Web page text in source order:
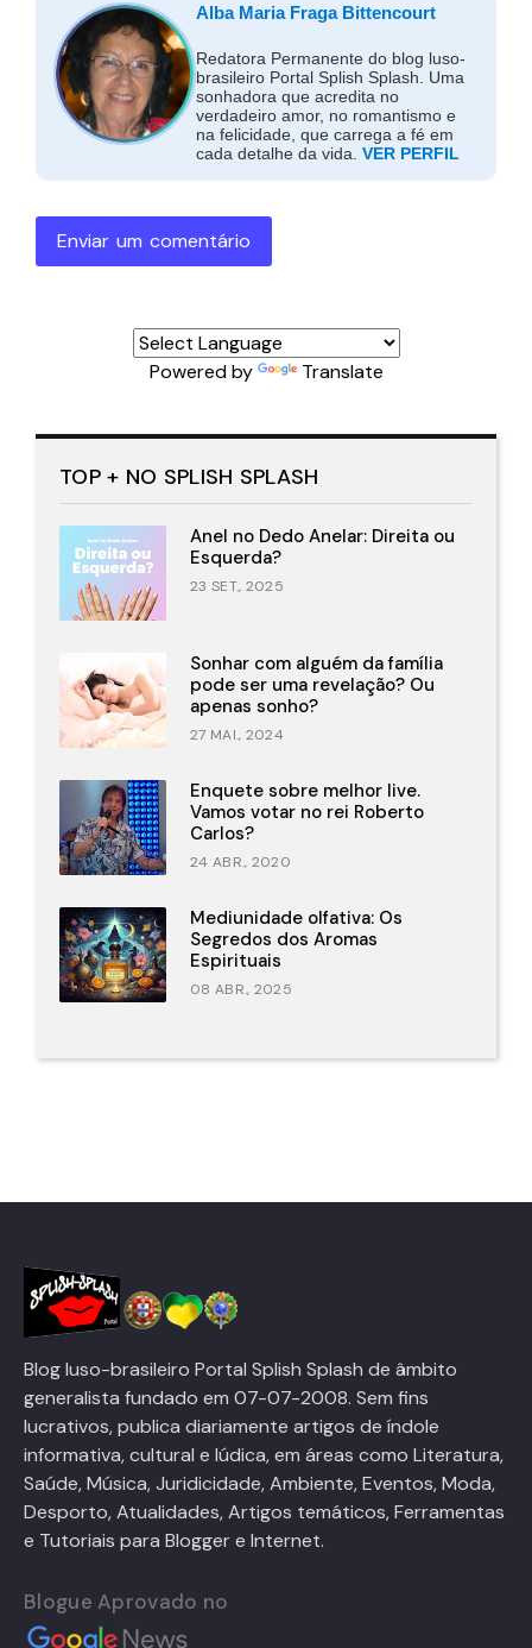
Alba Maria Fraga Bittencourt
Redatora Permanente do blog luso-
brasileiro Portal Splish Splash. Uma
sonhadora que acredita no
verdadeiro amor, no romantismo e
na felicidade, que carrega a fé em
cada detalhe da vida. VER PERFIL
Enviar um comentário
Powered by Translate
TOP + NO SPLISH SPLASH
Anel no Dedo Anelar: Direita ou
Esquerda?
23 SET., 2025
Sonhar com alguém da família
pode ser uma revelação? Ou
apenas sonho?
27 MAI., 2024
Enquete sobre melhor live.
Vamos votar no rei Roberto
Carlos?
24 ABR., 2020
Mediunidade olfativa: Os
Segredos dos Aromas
Espirituais
08 ABR., 2025
Blog luso-brasileiro Portal Splish Splash de âmbito
generalista fundado em 07-07-2008. Sem fins
lucrativos, publica diariamente artigos de índole
informativa, cultural e lúdica, em áreas como Literatura,
Saúde, Música, Juridicidade, Ambiente, Eventos, Moda,
Desporto, Atualidades, Artigos temáticos, Ferramentas
e Tutoriais para Blogger e Internet.
Blogue Aprovado no